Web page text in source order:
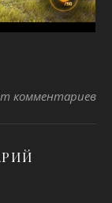
комментариев